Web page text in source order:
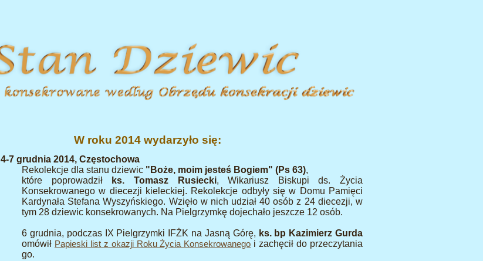
W roku 2014 wydarzyło się:
4-7 grudnia 2014, Częstochowa
Rekolekcje dla stanu dziewic "Boże, moim jesteś Bogiem" (Ps 63),
które poprowadził
ks. Tomasz Rusiecki, Wikariusz Biskupi ds. Życia
Konsekrowanego w diecezji kieleckiej. Rekolekcje odbyły się w Domu Pamięci
Kardynała Stefana Wyszyńskiego. Wzięło w nich udział 40 osób z 24 diecezji, w
tym 28 dziewic konsekrowanych. Na Pielgrzymkę dojechało jeszcze 12 osób.
6 grudnia, podczas IX Pielgrzymki IFŻK na Jasną Górę, ks. bp Kazimierz Gurda
omówił Papieski list z okazji Roku Życia Konsekrowanego i zachęcił do przeczytania
go.